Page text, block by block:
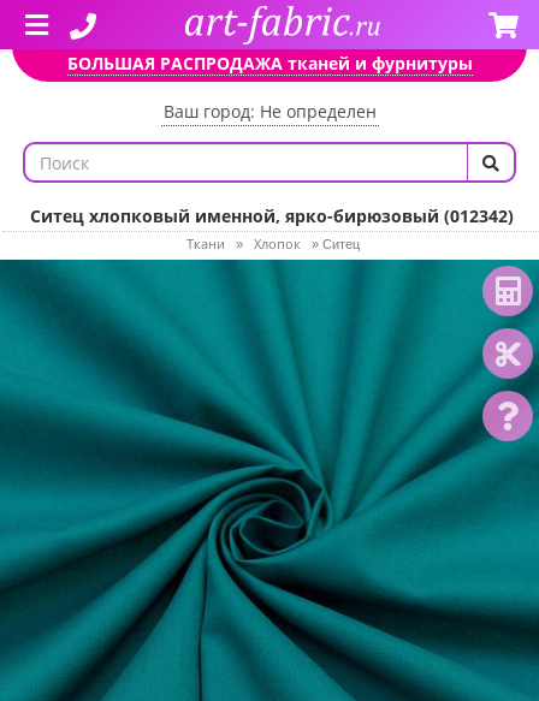
БОЛЬШАЯ РАСПРОДАЖА тканей и фурнитуры
Ваш город: Не определен
Ситец хлопковый именной, ярко-бирюзовый (012342)
Ткани » Хлопок » Ситец